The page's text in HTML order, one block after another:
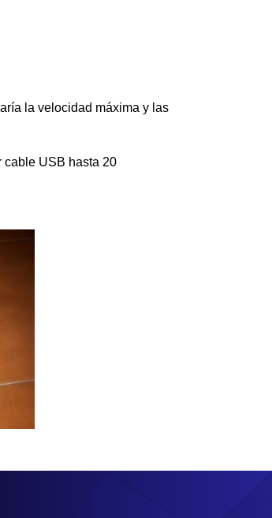
la velocidad máxima y las
cable USB hasta 20